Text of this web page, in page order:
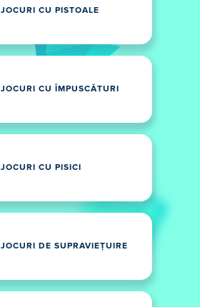
JOCURI CU PISTOALE
JOCURI CU ÎMPUSCĂTURI
JOCURI CU PISICI
JOCURI DE SUPRAVIEȚUIRE